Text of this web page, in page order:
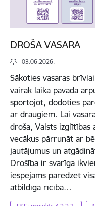
DROŠA VASARA
03.06.2026.
Sākoties vasaras
vairāk laika pavada
sportojot, dodoties
ar draugiem. Lai
droša, Valsts izglītības
vecākus pārrunāt ar
jautājumus un
Drošība ir svarīga
iespējams paredzēt
atbildīga rīcība…